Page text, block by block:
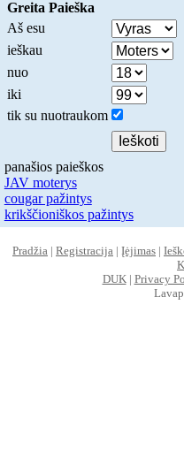
Greita Paieška
Aš esu
ieškau
nuo
iki
tik su nuotraukom
panašios paieškos
JAV moterys
cougar pažintys
krikščioniškos pažintys
Pradžia | Registracija | Įėjimas |
DUK| Privacy